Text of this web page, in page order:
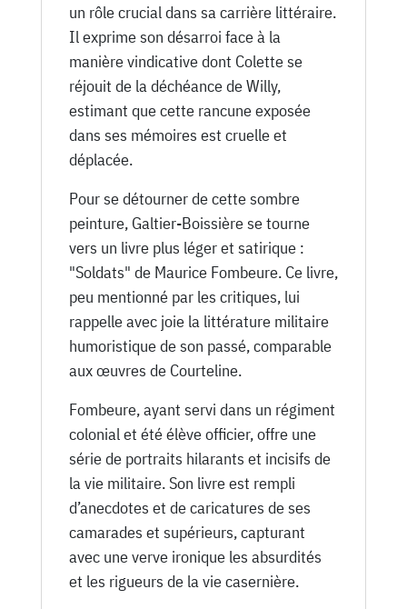
un rôle crucial dans sa carrière littéraire.
Il exprime son désarroi face à la
manière vindicative dont Colette se
réjouit de la déchéance de Willy,
estimant que cette rancune exposée
dans ses mémoires est cruelle et
déplacée.
Pour se détourner de cette sombre
peinture, Galtier-Boissière se tourne
vers un livre plus léger et satirique :
"Soldats" de Maurice Fombeure. Ce livre,
peu mentionné par les critiques, lui
rappelle avec joie la littérature militaire
humoristique de son passé, comparable
aux œuvres de Courteline.
Fombeure, ayant servi dans un régiment
colonial et été élève officier, offre une
série de portraits hilarants et incisifs de
la vie militaire. Son livre est rempli
d’anecdotes et de caricatures de ses
camarades et supérieurs, capturant
avec une verve ironique les absurdités
et les rigueurs de la vie casernière.